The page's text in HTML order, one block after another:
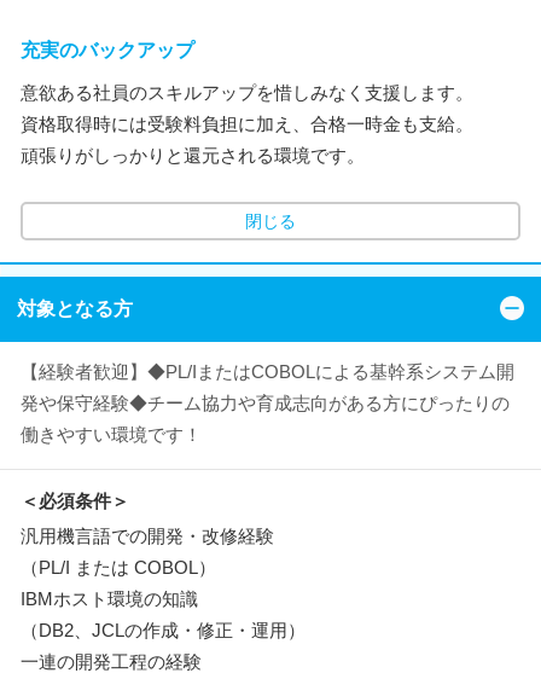
充実のバックアップ
意欲ある社員のスキルアップを惜しみなく支援します。
資格取得時には受験料負担に加え、合格一時金も支給。
頑張りがしっかりと還元される環境です。
閉じる
対象となる方
【経験者歓迎】◆PL/IまたはCOBOLによる基幹系システム開
発や保守経験◆チーム協力や育成志向がある方にぴったりの
働きやすい環境です！
＜必須条件＞
汎用機言語での開発・改修経験
（PL/I または COBOL）
IBMホスト環境の知識
（DB2、JCLの作成・修正・運用）
一連の開発工程の経験